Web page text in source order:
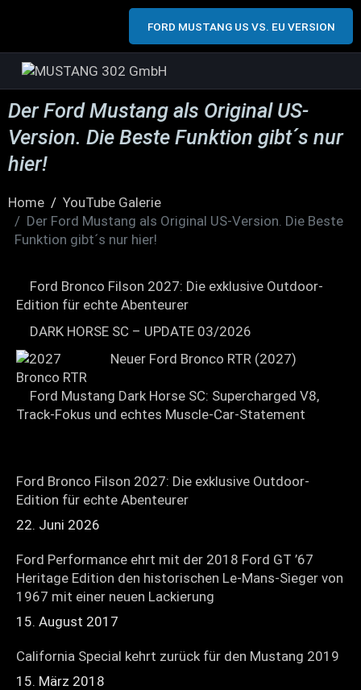
FORD MUSTANG US VS. EU VERSION
Der Ford Mustang als Original US-
Version. Die Beste Funktion gibt´s nur
hier!
Home
YouTube Galerie
Der Ford Mustang als Original US-Version. Die Beste
Funktion gibt´s nur hier!
Ford Bronco Filson 2027: Die exklusive Outdoor-
Edition für echte Abenteurer
DARK HORSE SC – UPDATE 03/2026
Neuer Ford Bronco RTR (2027)
Ford Mustang Dark Horse SC: Supercharged V8,
Track-Fokus und echtes Muscle-Car-Statement
Ford Bronco Filson 2027: Die exklusive Outdoor-
Edition für echte Abenteurer
22. Juni 2026
Ford Performance ehrt mit der 2018 Ford GT ’67
Heritage Edition den historischen Le-Mans-Sieger von
1967 mit einer neuen Lackierung
15. August 2017
California Special kehrt zurück für den Mustang 2019
15. März 2018